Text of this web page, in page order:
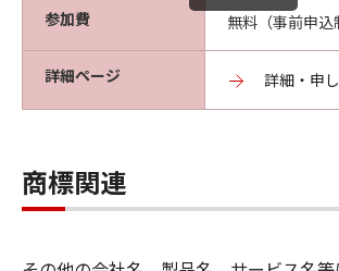
参加費 無料（事前申
詳細ページ 詳細・申
商標関連